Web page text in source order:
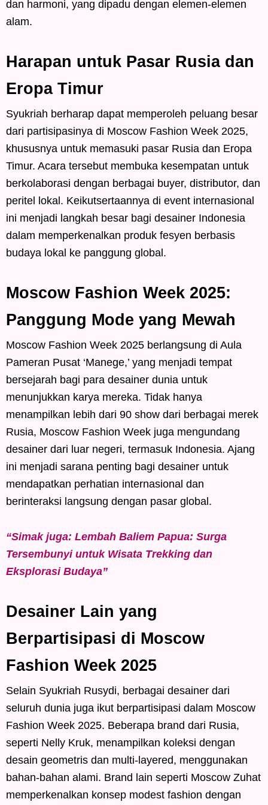
dan harmoni, yang dipadu dengan elemen-elemen
alam.
Harapan untuk Pasar Rusia dan
Eropa Timur
Syukriah berharap dapat memperoleh peluang besar
dari partisipasinya di Moscow Fashion Week 2025,
khususnya untuk memasuki pasar Rusia dan Eropa
Timur. Acara tersebut membuka kesempatan untuk
berkolaborasi dengan berbagai buyer, distributor, dan
peritel lokal. Keikutsertaannya di event internasional
ini menjadi langkah besar bagi desainer Indonesia
dalam memperkenalkan produk fesyen berbasis
budaya lokal ke panggung global.
Moscow Fashion Week 2025:
Panggung Mode yang Mewah
Moscow Fashion Week 2025 berlangsung di Aula
Pameran Pusat ‘Manege,’ yang menjadi tempat
bersejarah bagi para desainer dunia untuk
menunjukkan karya mereka. Tidak hanya
menampilkan lebih dari 90 show dari berbagai merek
Rusia, Moscow Fashion Week juga mengundang
desainer dari luar negeri, termasuk Indonesia. Ajang
ini menjadi sarana penting bagi desainer untuk
mendapatkan perhatian internasional dan
berinteraksi langsung dengan pasar global.
“Simak juga: Lembah Baliem Papua: Surga
Tersembunyi untuk Wisata Trekking dan
Eksplorasi Budaya”
Desainer Lain yang
Berpartisipasi di Moscow
Fashion Week 2025
Selain Syukriah Rusydi, berbagai desainer dari
seluruh dunia juga ikut berpartisipasi dalam Moscow
Fashion Week 2025. Beberapa brand dari Rusia,
seperti Nelly Kruk, menampilkan koleksi dengan
desain geometris dan multi-layered, menggunakan
bahan-bahan alami. Brand lain seperti Moscow Zuhat
memperkenalkan konsep modest fashion dengan